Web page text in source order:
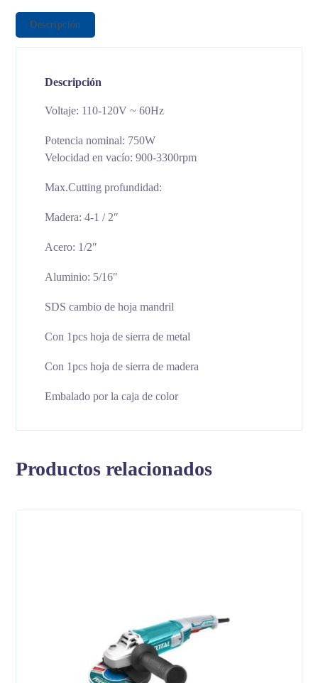
Descripción
Descripción
Voltaje: 110-120V ~ 60Hz
Potencia nominal: 750W
Velocidad en vacío: 900-3300rpm
Max.Cutting profundidad:
Madera: 4-1 / 2″
Acero: 1/2″
Aluminio: 5/16″
SDS cambio de hoja mandril
Con 1pcs hoja de sierra de metal
Con 1pcs hoja de sierra de madera
Embalado por la caja de color
Productos relacionados